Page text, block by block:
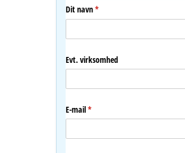
Dit navn*
(påkrævet)
Evt. virksomhed
E-mail*
(påkrævet)